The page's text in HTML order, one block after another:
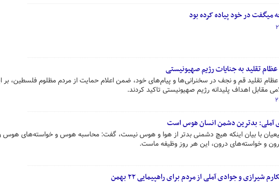
میگفت در خود پیاده کرده بود
تقلید به جنایات رژیم صهیونیستی
عظام تقلید قم و نجف در سخنرانی‌ها و پیام‌های خود، ضمن اعلام حمایت از مردم مظلوم فلسطین، بر
مقابل اهداف پلیدانه رژیم صهیونیستی تاکید کردند.
آملی: بدترین دشمن انسان هوس است
با بیان اینکه هیچ دشمنی بدتر از هوا و هوس نیست، گفت: محاسبه هوس و خواسته‌های هوس
و خواسته‌های درون، این هر روز وظیفه ماست.
شیرازی و جوادی آملی از مردم برای راهپیمایی ۲۲ بهمن